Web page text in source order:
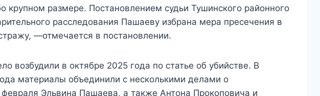
крупном размере. Постановлением судьи Тушинского районного
расследования Пашаеву избрана мера пресечения в
—отмечается в постановлении.
возбудили в октябре 2025 года по статье об убийстве. В
материалы объединили с несколькими делами о
Эльвина Пашаева, а также Антона Прокоповича и